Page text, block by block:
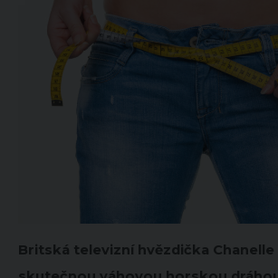
Britská televizní hvězdička Chanelle